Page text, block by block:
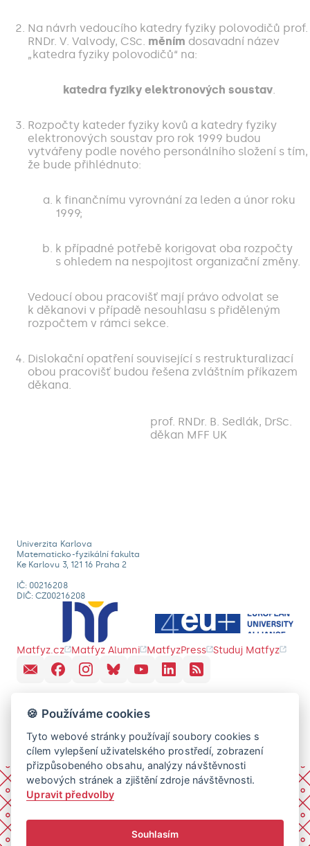
Na návrh vedoucího katedry fyziky polovodičů prof.
RNDr. V. Valvody, CSc. měním dosavadní název
„katedra fyziky polovodičů“ na:
katedra fyziky elektronových soustav.
Rozpočty kateder fyziky kovů a katedry fyziky
elektronových soustav pro rok 1999 budou
vytvářeny podle nového personálního složení s tím,
že bude přihlédnuto:
k finančnímu vyrovnání za leden a únor roku
1999;
k případné potřebě korigovat oba rozpočty
s ohledem na nespojitost organizační změny.
Vedoucí obou pracovišť mají právo odvolat se
k děkanovi v případě nesouhlasu s přiděleným
rozpočtem v rámci sekce.
Dislokační opatření související s restrukturalizací
obou pracovišť budou řešena zvláštním příkazem
děkana.
prof. RNDr. B. Sedlák, DrSc.
děkan MFF UK
Univerzita Karlova
Matematicko-fyzikální fakulta
Ke Karlovu 3, 121 16 Praha 2
IČ: 00216208
DIČ: CZ00216208
Matfyz.cz Matfyz Alumni MatfyzPress Studuj Matfyz
🍪 Používáme cookies
Tyto webové stránky používají soubory cookies s
cílem vylepšení uživatelského prostředí, zobrazení
přizpůsobeného obsahu, analýzy návštěvnosti
webových stránek a zjištění zdroje návštěvnosti.
Upravit předvolby
Souhlasím